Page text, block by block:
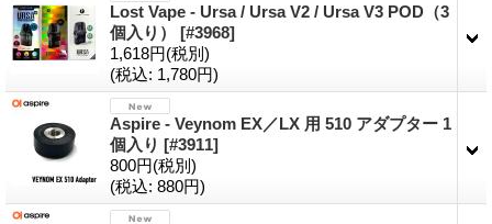
Lost Vape - Ursa / Ursa V2 / Ursa V3 POD（3
個入り） [#3968]
1,618円(税別)
(税込: 1,780円)
Aspire - Veynom EX／LX 用 510 アダプター 1
個入り [#3911]
800円(税別)
(税込: 880円)